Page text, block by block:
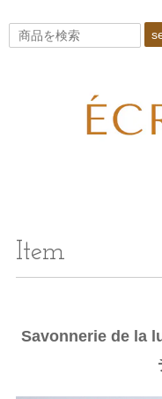
Item
Savonnerie de la